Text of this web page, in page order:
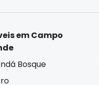
em Campo
Bosque